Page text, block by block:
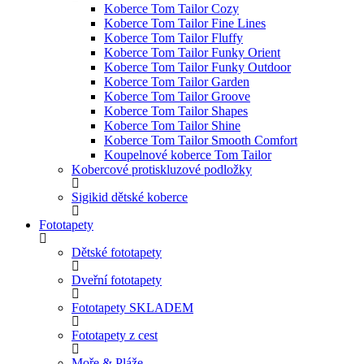
Koberce Tom Tailor Cozy
Koberce Tom Tailor Fine Lines
Koberce Tom Tailor Fluffy
Koberce Tom Tailor Funky Orient
Koberce Tom Tailor Funky Outdoor
Koberce Tom Tailor Garden
Koberce Tom Tailor Groove
Koberce Tom Tailor Shapes
Koberce Tom Tailor Shine
Koberce Tom Tailor Smooth Comfort
Koupelnové koberce Tom Tailor
Kobercové protiskluzové podložky
Sigikid dětské koberce
Fototapety
Dětské fototapety
Dveřní fototapety
Fototapety SKLADEM
Fototapety z cest